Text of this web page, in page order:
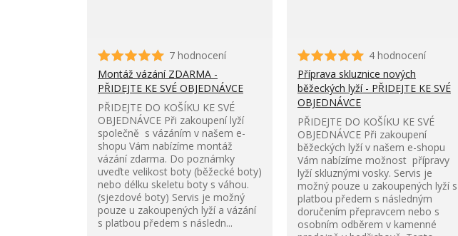
7 hodnocení
Montáž vázání ZDARMA -
PŘIDEJTE KE SVÉ OBJEDNÁVCE
PŘIDEJTE DO KOŠÍKU KE SVÉ
OBJEDNÁVCE Při zakoupení lyží
společně s vázáním v našem e-
shopu Vám nabízíme montáž
vázání zdarma. Do poznámky
uveďte velikost boty (běžecké boty)
nebo délku skeletu boty s váhou.
(sjezdové boty) Servis je možný
pouze u zakoupených lyží a vázání
s platbou předem s následn...
4 hodnocení
Příprava skluznice nových
běžeckých lyží - PŘIDEJTE KE SVÉ
OBJEDNÁVCE
PŘIDEJTE DO KOŠÍKU KE SVÉ
OBJEDNÁVCE Při zakoupení
běžeckých lyží v našem e-shopu
Vám nabízíme možnost přípravy
lyží skluznými vosky. Servis je
možný pouze u zakoupených lyží s
platbou předem s následným
doručením přepravcem nebo s
osobním odběrem v kamenné